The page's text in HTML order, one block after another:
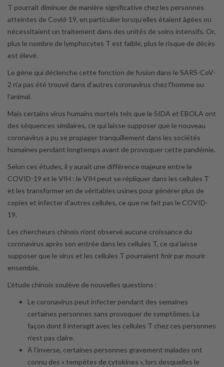
T pourrait diminuer de manière significative chez les personnes
atteintes de Covid-19, en particulier lorsqu’elles étaient âgées ou
nécessitaient un traitement dans des unités de soins intensifs. Or,
plus le nombre de lymphocytes T est faible, plus le risque de décès
est élevé.
Le gène qui déclenche cette fonction de fusion dans le SARS-CoV-
2 n’a pas été trouvé dans d’autres coronavirus chez l’homme ou
l’animal.
Mais certains virus humains mortels tels que le SIDA et EBOLA ont
des séquences similaires, ce qui laisse supposer que le nouveau
coronavirus a pu se propager tranquillement dans les sociétés
humaines pendant longtemps avant de provoquer cette pandémie.
Selon ces études, il y aurait une différence majeure entre le
COVID-19 et le VIH : le VIH peut se répliquer dans les cellules T
et les transformer en de véritables usines pour générer plus de
copies et infecter d’autres cellules, ce que ne fait pas le COVID-
19.
Les chercheurs chinois n’ont observé aucune croissance du
coronavirus après son entrée dans les cellules T, ce qui laisse
supposer que le virus et les cellules T pourraient finir par mourir
ensemble.
L’étude chinois soulève de nouvelles questions :
Le coronavirus peut infecter pendant des semaines
certaines personnes sans provoquer de symptômes. La
façon dont il interagit avec les cellules T chez ces personnes
n’est pas claire.
À l’inverse, certaines personnes gravement malades ont
connu des « tempêtes de cytokines », lors desquelles le